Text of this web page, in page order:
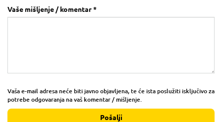
Vaše mišljenje / komentar *
Vaša e-mail adresa neće biti javno objavljena, te će ista poslužiti isključivo za
potrebe odgovaranja na vaš komentar / mišljenje.
Pošalji